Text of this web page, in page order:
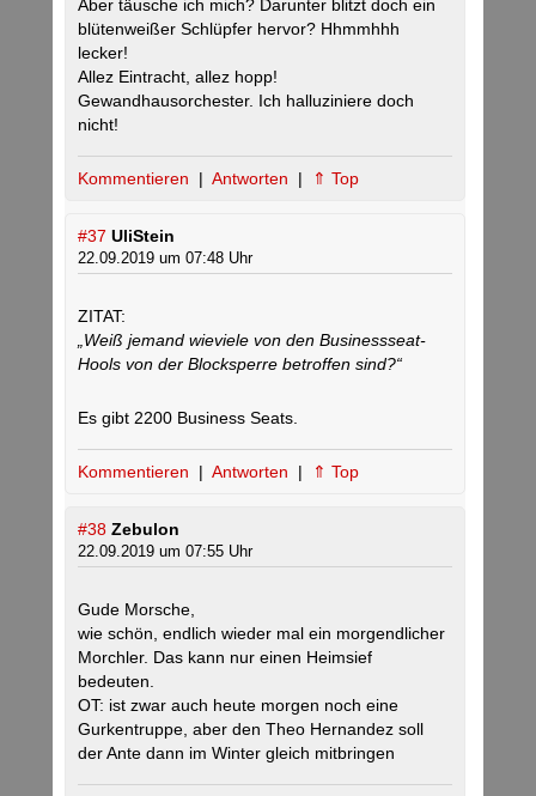
Aber täusche ich mich? Darunter blitzt doch ein
blütenweißer Schlüpfer hervor? Hhmmhhh
lecker!
Allez Eintracht, allez hopp!
Gewandhausorchester. Ich halluziniere doch
nicht!
Kommentieren | Antworten | ⇑ Top
#37 UliStein
22.09.2019 um 07:48 Uhr
ZITAT:
„Weiß jemand wieviele von den Businessseat-
Hools von der Blocksperre betroffen sind?“
Es gibt 2200 Business Seats.
Kommentieren | Antworten | ⇑ Top
#38 Zebulon
22.09.2019 um 07:55 Uhr
Gude Morsche,
wie schön, endlich wieder mal ein morgendlicher
Morchler. Das kann nur einen Heimsief
bedeuten.
OT: ist zwar auch heute morgen noch eine
Gurkentruppe, aber den Theo Hernandez soll
der Ante dann im Winter gleich mitbringen